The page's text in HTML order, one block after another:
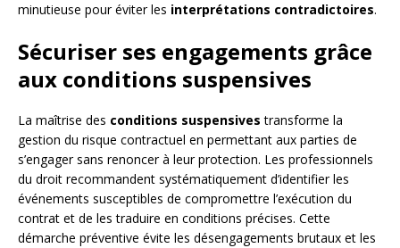
minutieuse pour éviter les interprétations contradictoires.
Sécuriser ses engagements grâce
aux conditions suspensives
La maîtrise des conditions suspensives transforme la
gestion du risque contractuel en permettant aux parties de
s’engager sans renoncer à leur protection. Les professionnels
du droit recommandent systématiquement d’identifier les
événements susceptibles de compromettre l’exécution du
contrat et de les traduire en conditions précises. Cette
démarche préventive évite les désengagements brutaux et les